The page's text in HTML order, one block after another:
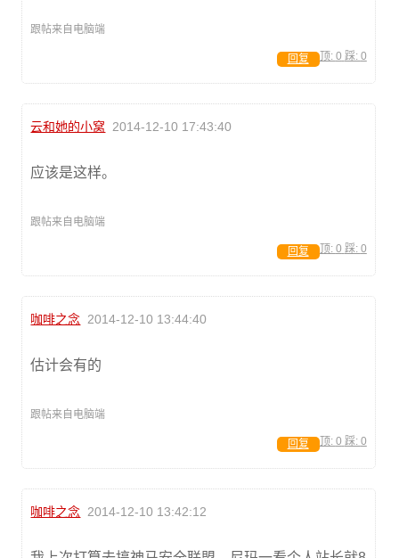
跟帖来自电脑端
顶: 0 踩: 0
回复
云和她的小窝 2014-12-10 17:43:40
应该是这样。
跟帖来自电脑端
顶: 0 踩: 0
回复
咖啡之念 2014-12-10 13:44:40
估计会有的
跟帖来自电脑端
顶: 0 踩: 0
回复
咖啡之念 2014-12-10 13:42:12